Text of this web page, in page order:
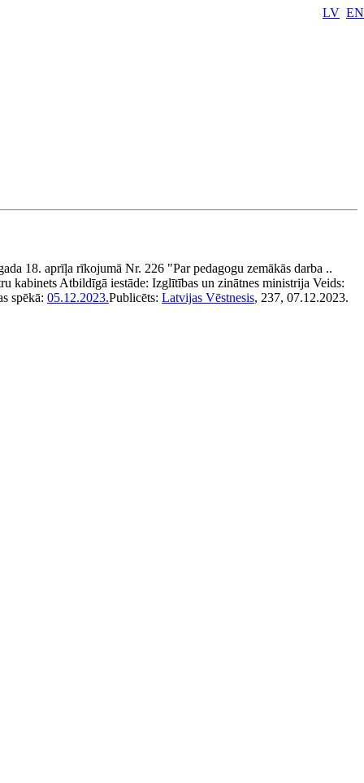
LV EN
18. aprīļa rīkojumā Nr. 226 "Par pedagogu zemākās darba ..
kabinets Atbildīgā iestāde: Izglītības un zinātnes ministrija Veids:
spēkā: 05.12.2023.Publicēts: Latvijas Vēstnesis, 237, 07.12.2023.